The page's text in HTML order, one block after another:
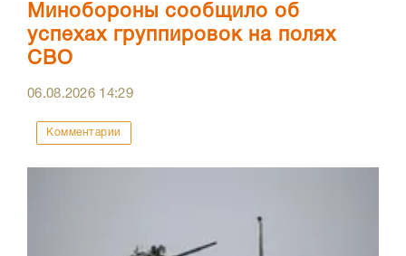
Минобороны сообщило об
успехах группировок на полях
СВО
06.08.2026 14:29
Комментарии